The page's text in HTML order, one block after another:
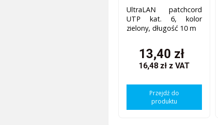
UltraLAN patchcord
UTP kat. 6, kolor
zielony, długość 10 m
13,40 zł
16,48 zł z VAT
Przejdź do
produktu